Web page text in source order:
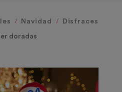
Navidad Disfraces
doradas